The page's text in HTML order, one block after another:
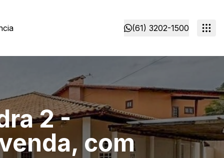
(61) 3202-1500
2 -
com